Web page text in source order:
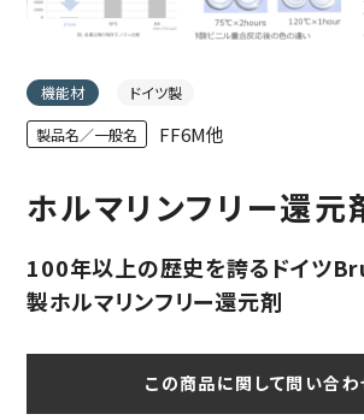
機能材 ドイツ製
製品名／一般名 FF6M他
ホルマリンフリー還元
100年以上の歴史を誇るドイツ
製ホルマリンフリー還元剤
この商品に関して問い合わ